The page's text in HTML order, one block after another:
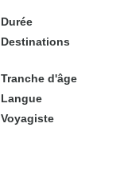
Durée
Destinations
Tranche d'âge
Langue
Voyagiste